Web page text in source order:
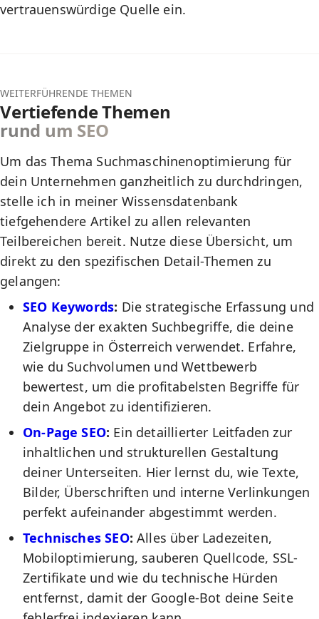
vertrauenswürdige Quelle ein.
WEITERFÜHRENDE THEMEN
Vertiefende Themen
rund um SEO
Um das Thema Suchmaschinenoptimierung für
dein Unternehmen ganzheitlich zu durchdringen,
stelle ich in meiner Wissensdatenbank
tiefgehendere Artikel zu allen relevanten
Teilbereichen bereit. Nutze diese Übersicht, um
direkt zu den spezifischen Detail-Themen zu
gelangen:
SEO Keywords: Die strategische Erfassung und
Analyse der exakten Suchbegriffe, die deine
Zielgruppe in Österreich verwendet. Erfahre,
wie du Suchvolumen und Wettbewerb
bewertest, um die profitabelsten Begriffe für
dein Angebot zu identifizieren.
On-Page SEO: Ein detaillierter Leitfaden zur
inhaltlichen und strukturellen Gestaltung
deiner Unterseiten. Hier lernst du, wie Texte,
Bilder, Überschriften und interne Verlinkungen
perfekt aufeinander abgestimmt werden.
Technisches SEO: Alles über Ladezeiten,
Mobiloptimierung, sauberen Quellcode, SSL-
Zertifikate und wie du technische Hürden
entfernst, damit der Google-Bot deine Seite